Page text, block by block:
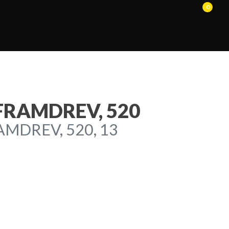
0
520
520, 13